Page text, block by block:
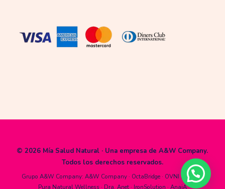
© 2026 Mía Salud Natural · Una empresa deA&W Company.
Todos los derechos reservados.
Grupo A&W Company: A&W Company· OctaBridge· OVNI System·
Pura Natural Wellness · Dra. Anet· IronSolution · AnaiA